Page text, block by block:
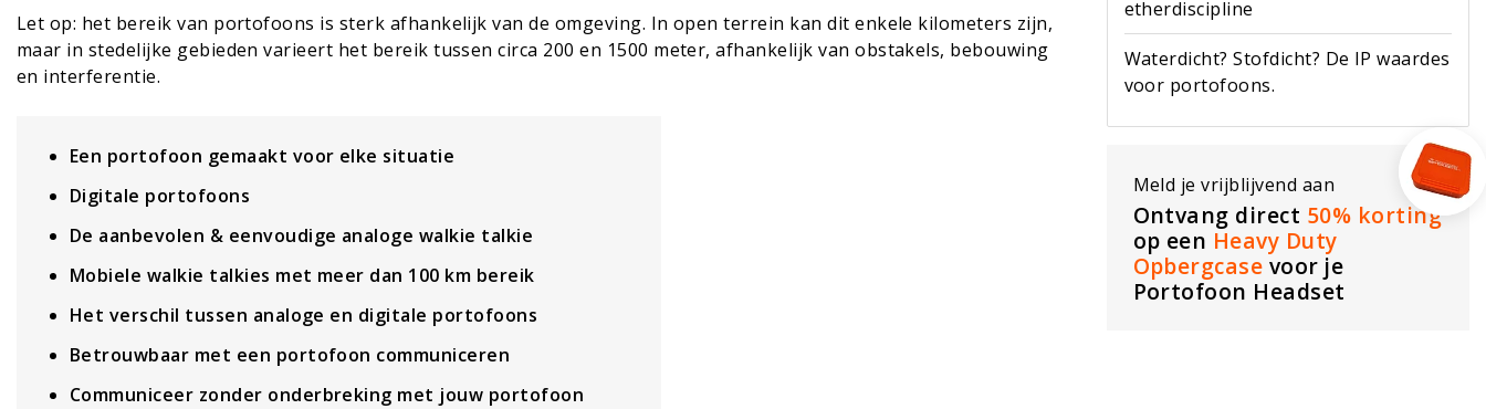
Let op: het bereik van portofoons is sterk afhankelijk van de omgeving. In open terrein kan dit enkele kilometers zijn,
maar in stedelijke gebieden varieert het bereik tussen circa 200 en 1500 meter, afhankelijk van obstakels, bebouwing
en interferentie.
Een portofoon gemaakt voor elke situatie
Digitale portofoons
De aanbevolen & eenvoudige analoge walkie talkie
Mobiele walkie talkies met meer dan 100 km bereik
Het verschil tussen analoge en digitale portofoons
Betrouwbaar met een portofoon communiceren
Communiceer zonder onderbreking met jouw portofoon
etherdiscipline
Waterdicht? Stofdicht? De IP waardes
voor portofoons.
Meld je vrijblijvend aan
Ontvang direct 50% korting
op een Heavy Duty
Opbergcase voor je
Portofoon Headset